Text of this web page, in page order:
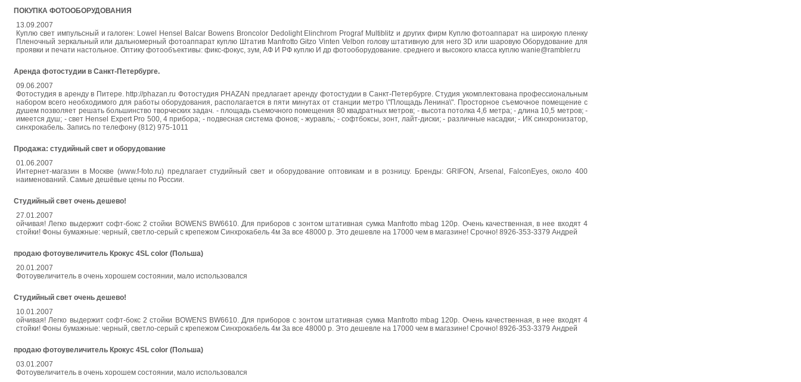
ПОКУПКА ФОТООБОРУДОВАНИЯ
13.09.2007
Куплю свет импульсный и галоген: Lowel Hensel Balcar Bowens Broncolor Dedolight Elinchrom Prograf Multiblitz и других фирм Куплю фотоаппарат на широкую пленку
Пленочный зеркальный или дальномерный фотоаппарат куплю Штатив Manfrotto Gitzo Vinten Velbon голову штативную для него 3D или шаровую Оборудование для
проявки и печати настольное. Оптику фотообъективы: фикс-фокус, зум, АФ И РФ куплю И др фотооборудование. среднего и высокого класса куплю wanie@rambler.ru
Аренда фотостудии в Санкт-Петербурге.
09.06.2007
Фотостудия в аренду в Питере. http://phazan.ru Фотостудия PHAZAN предлагает аренду фотостудии в Санкт-Петербурге. Студия укомплектована профессиональным
набором всего необходимого для работы оборудования, располагается в пяти минутах от станции метро \"Площадь Ленина\". Просторное съемочное помещение с
душем позволяет решать большинство творческих задач. - площадь съемочного помещения 80 квадратных метров; - высота потолка 4,6 метра; - длина 10,5 метров; -
имеется душ; - свет Hensel Expert Pro 500, 4 прибора; - подвесная система фонов; - журавль; - софтбоксы, зонт, лайт-диски; - различные насадки; - ИК синхронизатор,
синхрокабель. Запись по телефону (812) 975-1011
Продажа: студийный свет и оборудование
01.06.2007
Интернет-магазин в Москве (www.f-foto.ru) предлагает студийный свет и оборудование оптовикам и в розницу. Бренды: GRIFON, Arsenal, FalconEyes, около 400
наименований. Самые дешёвые цены по России.
Студийный свет очень дешево!
27.01.2007
ойчивая! Легко выдержит софт-бокс 2 стойки BOWENS BW6610. Для приборов с зонтом штативная сумка Manfrotto mbag 120p. Очень качественная, в нее входят 4
стойки! Фоны бумажные: черный, светло-серый с крепежом Синхрокабель 4м За все 48000 р. Это дешевле на 17000 чем в магазине! Срочно! 8926-353-3379 Андрей
продаю фотоувеличитель Крокус 4SL color (Польша)
20.01.2007
Фотоувеличитель в очень хорошем состоянии, мало использовался
Студийный свет очень дешево!
10.01.2007
ойчивая! Легко выдержит софт-бокс 2 стойки BOWENS BW6610. Для приборов с зонтом штативная сумка Manfrotto mbag 120p. Очень качественная, в нее входят 4
стойки! Фоны бумажные: черный, светло-серый с крепежом Синхрокабель 4м За все 48000 р. Это дешевле на 17000 чем в магазине! Срочно! 8926-353-3379 Андрей
продаю фотоувеличитель Крокус 4SL color (Польша)
03.01.2007
Фотоувеличитель в очень хорошем состоянии, мало использовался